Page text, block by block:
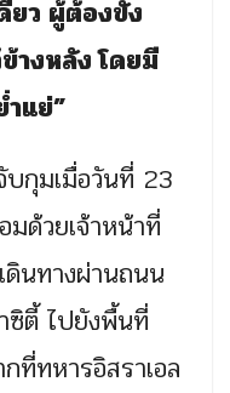
ว ผู้ต้องขัง
างหลัง โดยมี
แย่”
กุมเมื่อวันที่ 23
ด้วยเจ้าหน้าที่
นทางผ่านถนน
ซิตี้ ไปยังพื้นที่
ที่ทหารอิสราเอล